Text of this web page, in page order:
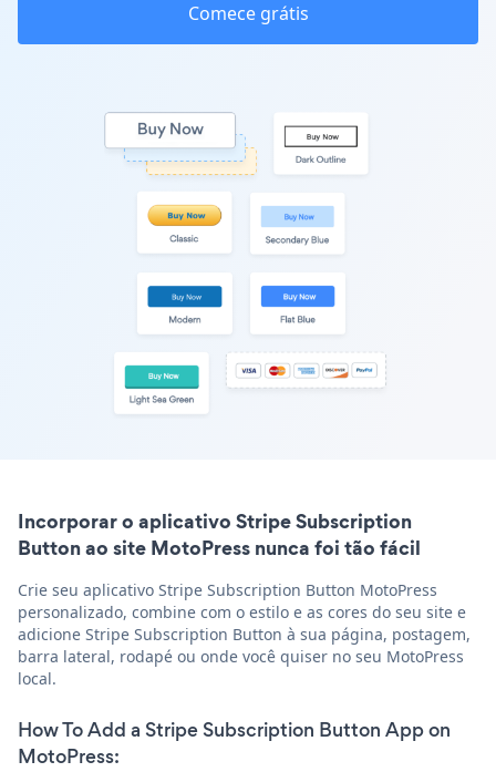
Comece grátis
Incorporar o aplicativo Stripe Subscription
Button ao site MotoPress nunca foi tão fácil
Crie seu aplicativo Stripe Subscription Button MotoPress
personalizado, combine com o estilo e as cores do seu site e
adicione Stripe Subscription Button à sua página, postagem,
barra lateral, rodapé ou onde você quiser no seu MotoPress
local.
How To Add a Stripe Subscription Button App on
MotoPress: